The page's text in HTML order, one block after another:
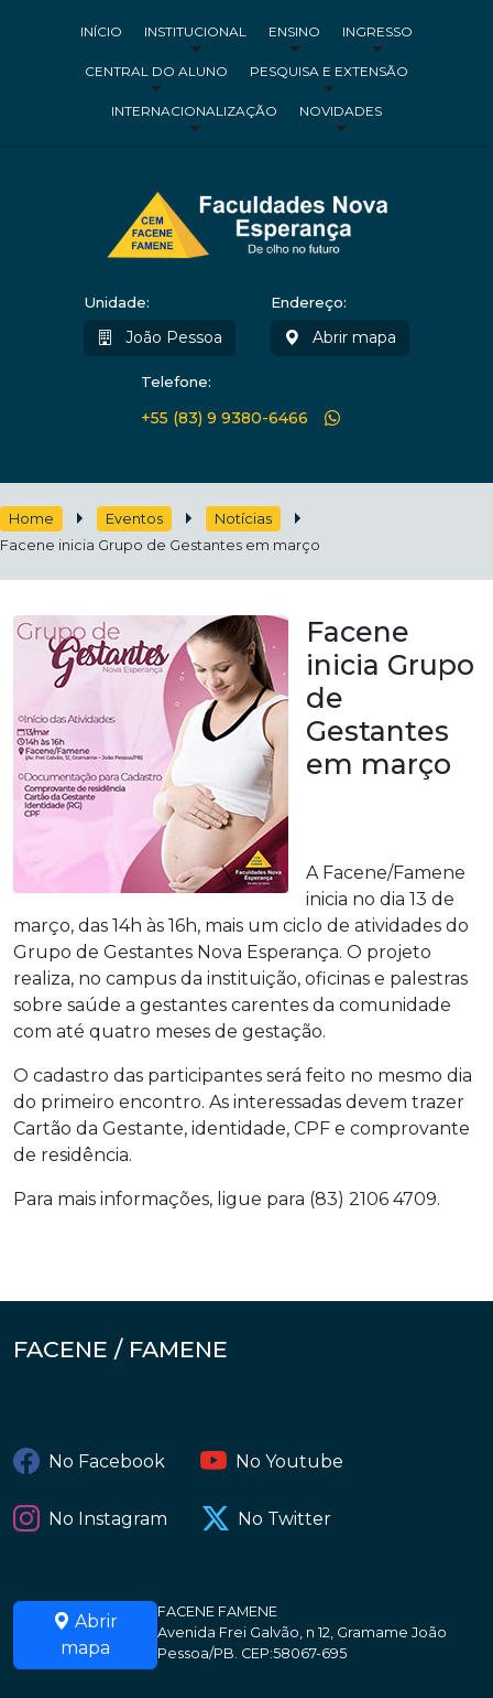
INÍCIO INSTITUCIONAL ENSINO INGRESSO
CENTRAL DO ALUNO PESQUISA E EXTENSÃO
INTERNACIONALIZAÇÃO NOVIDADES
Unidade:
João Pessoa
Endereço:
Abrir mapa
Telefone:
+55 (83) 9 9380-6466
Home Eventos
Notícias
Facene inicia Grupo de Gestantes em março
Facene
inicia Grupo
de
Gestantes
em março
A Facene/Famene
inicia no dia 13 de
março, das 14h às 16h, mais um ciclo de atividades do
Grupo de Gestantes Nova Esperança. O projeto
realiza, no campus da instituição, oficinas e palestras
sobre saúde a gestantes carentes da comunidade
com até quatro meses de gestação.
O cadastro das participantes será feito no mesmo dia
do primeiro encontro. As interessadas devem trazer
Cartão da Gestante, identidade, CPF e comprovante
de residência.
Para mais informações, ligue para (83) 2106 4709.
FACENE / FAMENE
No Facebook No Youtube
No Instagram No Twitter
Abrir
mapa
FACENE FAMENE
Avenida Frei Galvão, n 12, Gramame João
Pessoa/PB. CEP:58067-695